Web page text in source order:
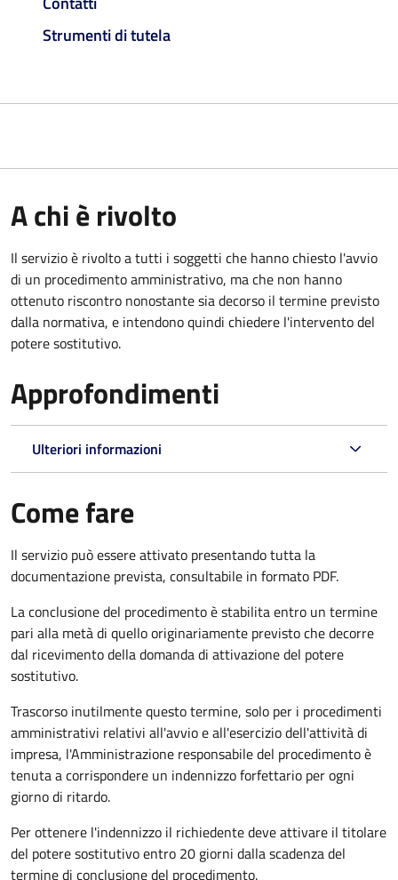
Strumenti di tutela
A chi è rivolto
Il servizio è rivolto a tutti i soggetti che hanno chiesto l'avvio
di un procedimento amministrativo, ma che non hanno
ottenuto riscontro nonostante sia decorso il termine previsto
dalla normativa, e intendono quindi chiedere l'intervento del
potere sostitutivo.
Approfondimenti
Ulteriori informazioni
Come fare
Il servizio può essere attivato presentando tutta la
documentazione prevista, consultabile in formato PDF.
La conclusione del procedimento è stabilita entro un termine
pari alla metà di quello originariamente previsto che decorre
dal ricevimento della domanda di attivazione del potere
sostitutivo.
Trascorso inutilmente questo termine, solo per i procedimenti
amministrativi relativi all'avvio e all'esercizio dell'attività di
impresa, l'Amministrazione responsabile del procedimento è
tenuta a corrispondere un indennizzo forfettario per ogni
giorno di ritardo.
Per ottenere l'indennizzo il richiedente deve attivare il titolare
del potere sostitutivo entro 20 giorni dalla scadenza del
termine di conclusione del procedimento.